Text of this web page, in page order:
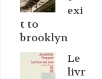
exi
t to
brooklyn
Le
livr